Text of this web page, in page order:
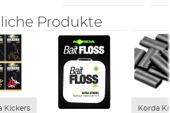
Produkte
Kickers Korda